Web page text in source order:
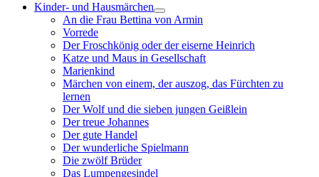
Kinder- und Hausmärchen
An die Frau Bettina von Armin
Vorrede
Der Froschkönig oder der eiserne Heinrich
Katze und Maus in Gesellschaft
Marienkind
Märchen von einem, der auszog, das Fürchten zu
lernen
Der Wolf und die sieben jungen Geißlein
Der treue Johannes
Der gute Handel
Der wunderliche Spielmann
Die zwölf Brüder
Das Lumpengesindel